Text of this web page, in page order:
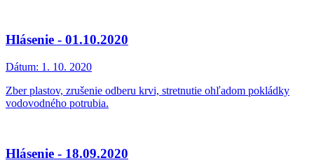
Hlásenie - 01.10.2020
Dátum: 1. 10. 2020
Zber plastov, zrušenie odberu krvi, stretnutie ohľadom pokládky
vodovodného potrubia.
Hlásenie - 18.09.2020